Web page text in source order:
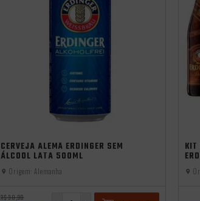
CERVEJA ALEMÃ ERDINGER SEM
ÁLCOOL LATA 500ML
Origem: Alemanha
R$ 30,99
KIT